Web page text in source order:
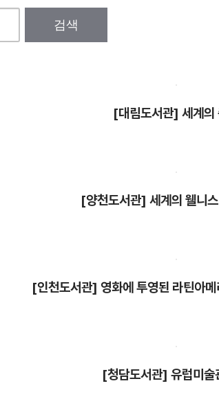
[대림도서관] 세계의
[양천도서관] 세계의 웰니
[인천도서관] 영화에 투영된 라틴아
[청담도서관] 유럽미술